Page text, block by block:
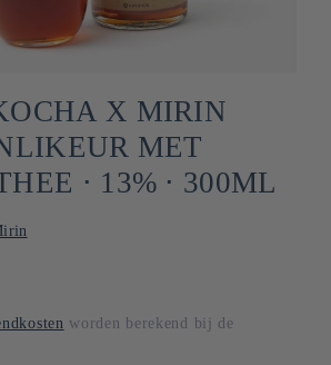
X MIRIN
MET
⋅ 13% ⋅ 300ML
worden berekend bij de